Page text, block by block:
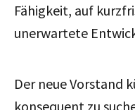
Fähigkeit, auf
unerwartete
Der neue Vorstand
konsequent zu